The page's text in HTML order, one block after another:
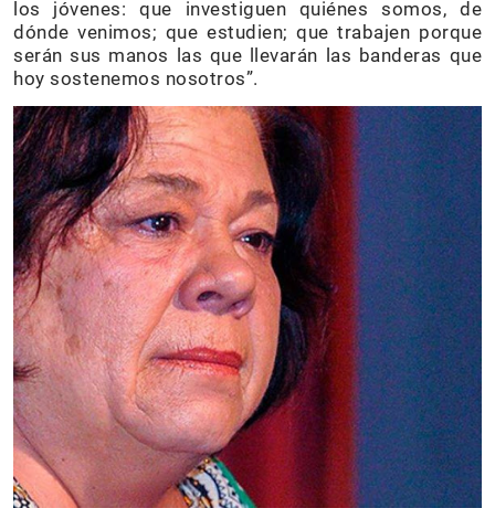
los jóvenes: que investiguen quiénes somos, de
dónde venimos; que estudien; que trabajen porque
serán sus manos las que llevarán las banderas que
hoy sostenemos nosotros”.